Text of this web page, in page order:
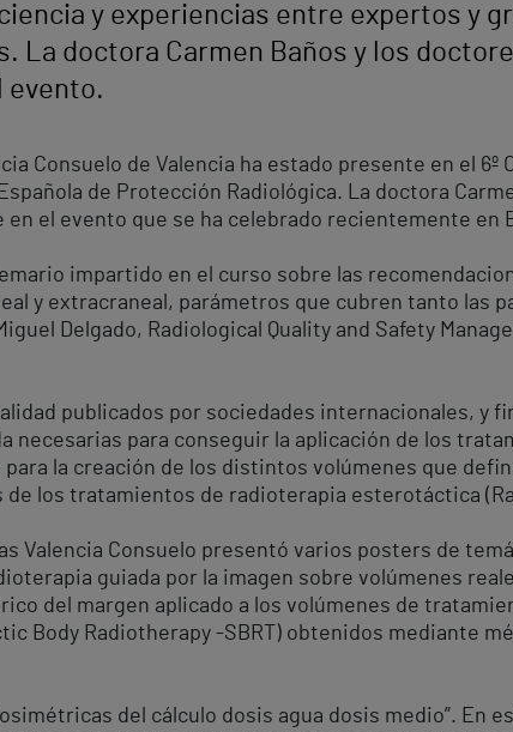
y experiencias entre expertos y
La doctora Carmen Baños y los
evento.
Consuelo de Valencia ha estado presente en el 6º
de Protección Radiológica. La doctora
el evento que se ha celebrado recientemente en
impartido en el curso sobre las
y extracraneal, parámetros que cubren tanto las
Delgado, Radiological Quality and Safety
publicados por sociedades internacionales, y
necesarias para conseguir la aplicación de los
la creación de los distintos volúmenes que
los tratamientos de radioterapia esterotáctica
Valencia Consuelo presentó varios posters de
guiada por la imagen sobre volúmenes
del margen aplicado a los volúmenes de
Body Radiotherapy -SBRT) obtenidos mediante
del cálculo dosis agua dosis medio”. En